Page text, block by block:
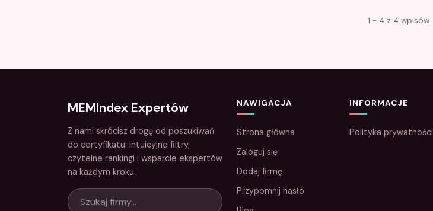
1 - 4 z 4 wpisów
MEMIndex Expertów
Z nami skrócisz drogę od poszukiwań
do certyfikatu: intuicyjne filtry,
czytelne rankingi i wsparcie ekspertów
na każdym kroku.
NAWIGACJA
Strona główna
Zaloguj się
Dodaj firmę
Przypomnij hasło
INFORMACJE
Polityka prywatności